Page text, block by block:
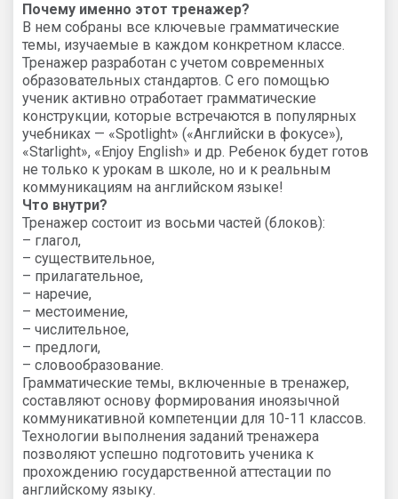
Почему именно этот тренажер?
В нем собраны все ключевые грамматические
темы, изучаемые в каждом конкретном классе.
Тренажер разработан с учетом современных
образовательных стандартов. С его помощью
ученик активно отработает грамматические
конструкции, которые встречаются в популярных
учебниках — «Spotlight» («Английски в фокусе»),
«Starlight», «Enjoy English» и др. Ребенок будет готов
не только к урокам в школе, но и к реальным
коммуникациям на английском языке!
Что внутри?
Тренажер состоит из восьми частей (блоков):
– глагол,
– существительное,
– прилагательное,
– наречие,
– местоимение,
– числительное,
– предлоги,
– словообразование.
Грамматические темы, включенные в тренажер,
составляют основу формирования иноязычной
коммуникативной компетенции для 10-11 классов.
Технологии выполнения заданий тренажера
позволяют успешно подготовить ученика к
прохождению государственной аттестации по
английскому языку.